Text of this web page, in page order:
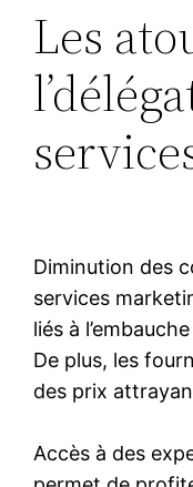
Les
Diminution des
services
liés à
De plus, les
des prix
Accès à des